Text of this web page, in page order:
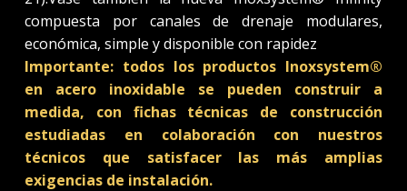
compuesta por canales de drenaje modulares,
económica, simple y disponible con rapidez
Importante: todos los productos Inoxsystem®
en acero inoxidable se pueden construir a
medida, con fichas técnicas de construcción
estudiadas en colaboración con nuestros
técnicos que satisfacer las más amplias
exigencias de instalación.